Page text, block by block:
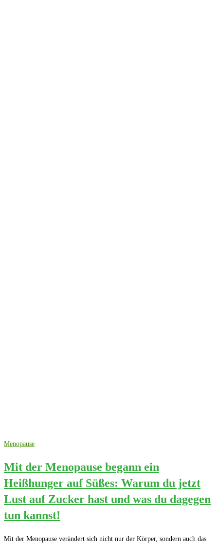
Menopause
Mit der Menopause begann ein
Heißhunger auf Süßes: Warum du jetzt
Lust auf Zucker hast und was du dagegen
tun kannst!
Mit der Menopause verändert sich nicht nur der Körper, sondern auch das